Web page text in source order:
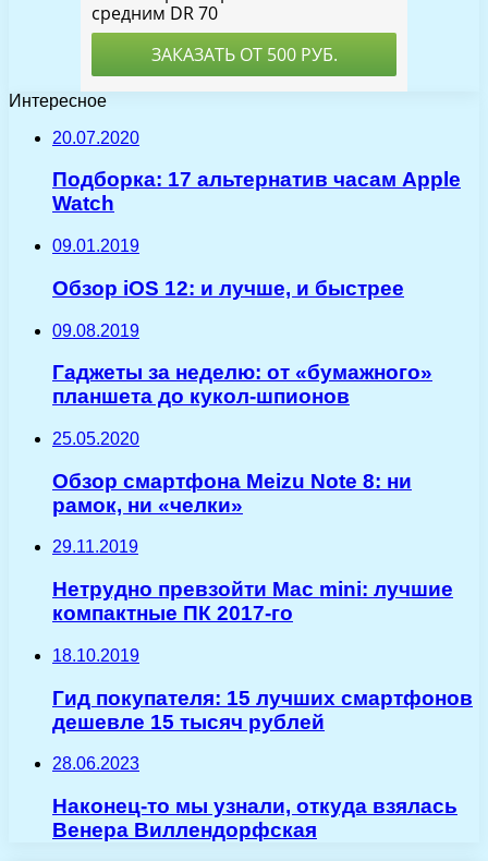
Интересное
20.07.2020
Подборка: 17 альтернатив часам Apple
Watch
09.01.2019
Обзор iOS 12: и лучше, и быстрее
09.08.2019
Гаджеты за неделю: от «бумажного»
планшета до кукол-шпионов
25.05.2020
Обзор смартфона Meizu Note 8: ни
рамок, ни «челки»
29.11.2019
Нетрудно превзойти Mac mini: лучшие
компактные ПК 2017-го
18.10.2019
Гид покупателя: 15 лучших смартфонов
дешевле 15 тысяч рублей
28.06.2023
Наконец-то мы узнали, откуда взялась
Венера Виллендорфская